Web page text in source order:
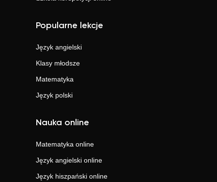
Popularne lekcje
Język angielski
Klasy młodsze
Matematyka
Język polski
Nauka online
Matematyka online
Język angielski online
Język hiszpański online